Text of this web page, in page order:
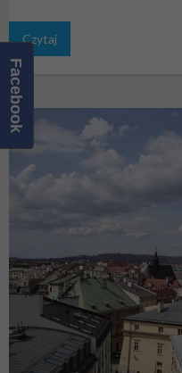
Czytaj
Facebook